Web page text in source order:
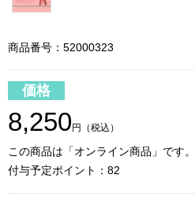
商品番号：52000323
価格
8,250 円（税込）
この商品は「オンライン商品」です。
付与予定ポイント：82